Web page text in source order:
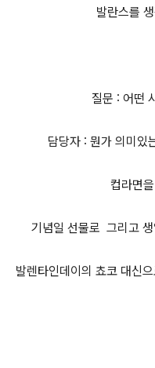
발란스를
질문 : 어떤
담당자 : 뭔가 의미있
컵라면
기념일 선물로 그리고
발렌타인데이의 쵸코 대신